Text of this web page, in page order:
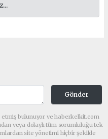
Gönder
etmiş bulunuyor ve haberkelkit.com
veya dolaylı tüm sorumluluğu tek
site yönetimi hiçbir şekilde